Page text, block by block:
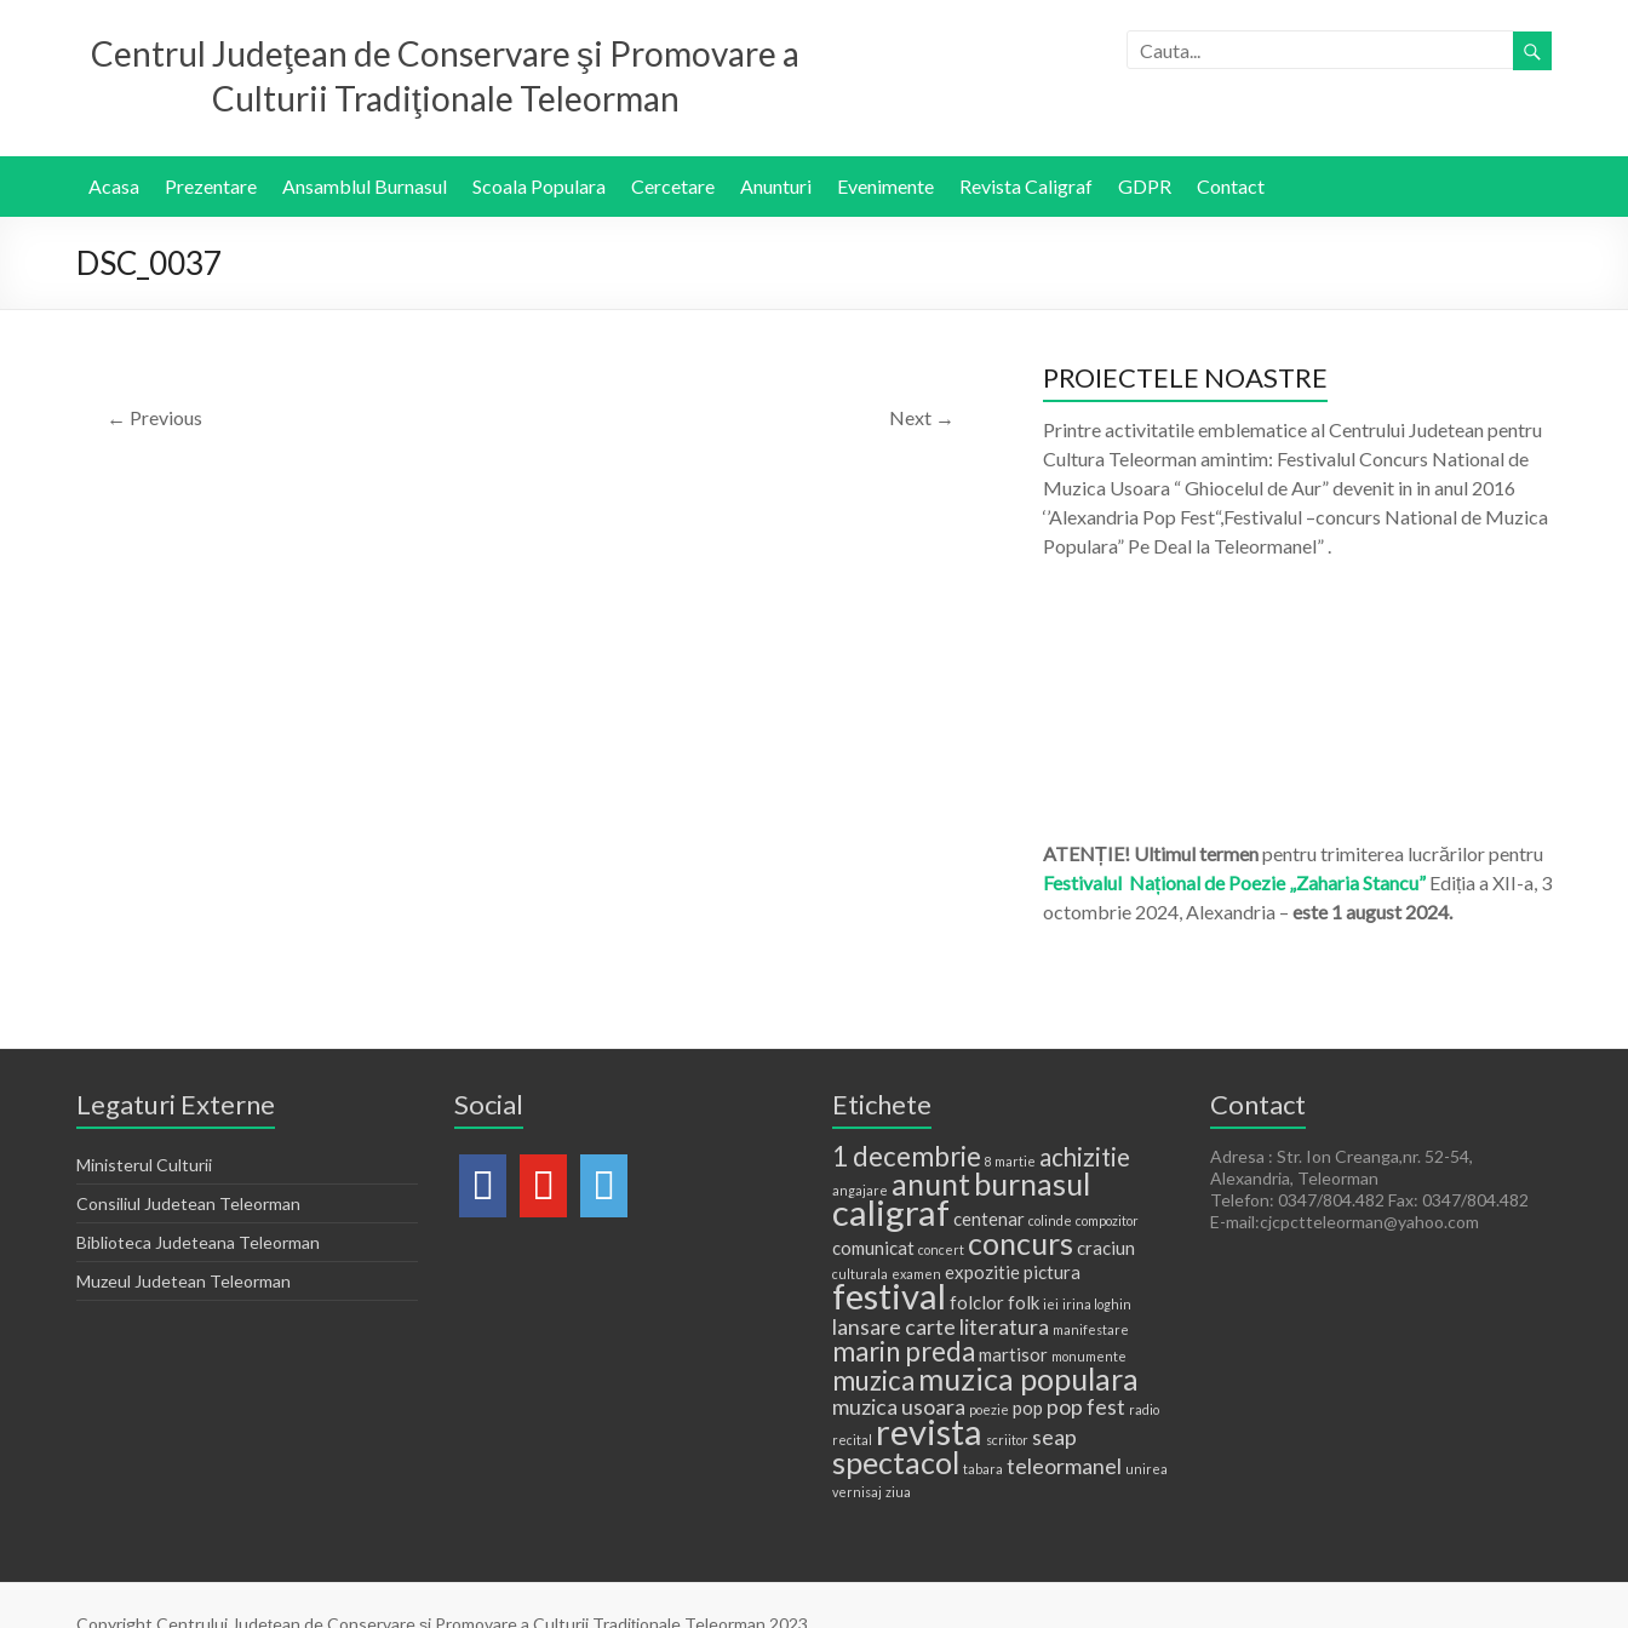
Centrul Judeţean de Conservare şi Promovare a
Culturii Tradiţionale Teleorman
Acasa Prezentare Ansamblul Burnasul Scoala Populara Cercetare Anunturi Evenimente Revista Caligraf GDPR Contact
DSC_0037
← Previous Next →
PROIECTELE NOASTRE
Printre activitatile emblematice al Centrului Judetean pentru
Cultura Teleorman amintim: Festivalul Concurs National de
Muzica Usoara “ Ghiocelul de Aur” devenit in in anul 2016
‘’Alexandria Pop Fest“,Festivalul –concurs National de Muzica
Populara” Pe Deal la Teleormanel” .
ATENȚIE! Ultimul termenpentru trimiterea lucrărilor pentru
Festivalul Național de Poezie „Zaharia Stancu” Ediția a XII-a, 3
octombrie 2024, Alexandria – este 1 august 2024.
Legaturi Externe
Ministerul Culturii
Consiliul Judetean Teleorman
Biblioteca Judeteana Teleorman
Muzeul Judetean Teleorman
Social
Etichete
1 decembrie 8 martie achizitie
angajare anunt burnasul
caligraf centenar colinde compozitor
comunicat concert concurs craciun
culturala examen expozitie pictura
festival folclorfolk iei irina loghin
lansare carte literatura manifestare
marin preda martisor monumente
muzica muzica populara
muzica usoara poezie pop pop fest radio
recital revista scriitor seap
spectacol tabara teleormanel unirea
vernisaj ziua
Contact
Adresa : Str. Ion Creanga,nr. 52-54,
Alexandria, Teleorman
Telefon: 0347/804.482 Fax: 0347/804.482
E-mail:cjcpctteleorman@yahoo.com
Copyright Centrului Judeţean de Conservare şi Promovare a Culturii Tradiţionale Teleorman 2023